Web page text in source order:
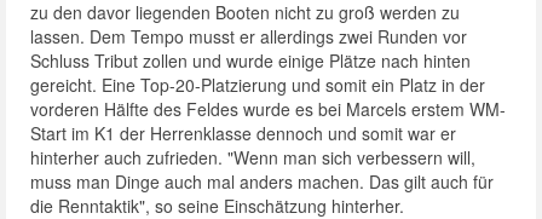
zu den davor liegenden Booten nicht zu groß werden zu
lassen. Dem Tempo musst er allerdings zwei Runden vor
Schluss Tribut zollen und wurde einige Plätze nach hinten
gereicht. Eine Top-20-Platzierung und somit ein Platz in der
vorderen Hälfte des Feldes wurde es bei Marcels erstem WM-
Start im K1 der Herrenklasse dennoch und somit war er
hinterher auch zufrieden. "Wenn man sich verbessern will,
muss man Dinge auch mal anders machen. Das gilt auch für
die Renntaktik", so seine Einschätzung hinterher.